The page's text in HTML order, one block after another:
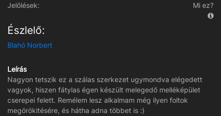
Jelölések: Mi ez?
Észlelő:
Blahó Norbert
Leírás
Nagyon tetszik ez a szálas szerkezet ugymondva elégedett
vagyok, hiszen fátylas égen készült melegedő melléképület
cserepei felett. Remélem lesz alkalmam még ilyen foltok
megörökitésére, és hátha adna többet is :)